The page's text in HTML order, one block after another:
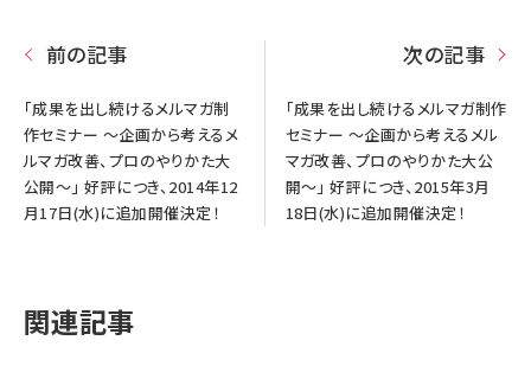
前の記事
「成果を出し続けるメルマガ制
作セミナー ～企画から考えるメ
ルマガ改善、プロのやりかた大
公開～」 好評につき、2014年12
月17日(水)に追加開催決定！
次の記事
「成果を出し続けるメルマガ制作
セミナー ～企画から考えるメル
マガ改善、プロのやりかた大公
開～」 好評につき、2015年3月
18日(水)に追加開催決定！
関連記事